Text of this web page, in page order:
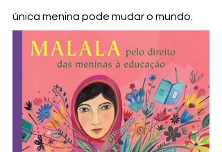
única menina pode mudar o mundo.